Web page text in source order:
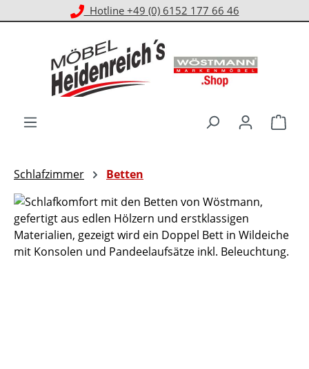
Zum Hauptinhalt springen
Hotline +49 (0) 6152 177 66 46
Schlafzimmer Betten